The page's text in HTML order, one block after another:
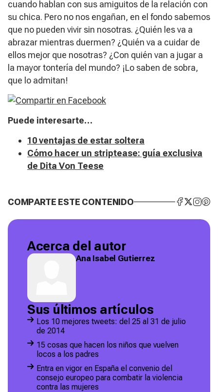
cuando hablan con sus amiguitos de la relación con
su chica. Pero no nos engañan, en el fondo sabemos
que no pueden vivir sin nosotras. ¿Quién les va a
abrazar mientras duermen? ¿Quién va a cuidar de
ellos mejor que nosotras? ¿Con quién van a jugar a
la mayor tontería del mundo? ¡Lo saben de sobra,
que lo admitan!
Puede interesarte…
10 ventajas de estar soltera
Cómo hacer un striptease: guía exclusiva
de Dita Von Teese
COMPARTE ESTE CONTENIDO
Acerca del autor
Ana Isabel Gutierrez
Sus últimos artículos
Los 10 mejores tweets: del 25 al 31 de julio
de 2014
15 cosas que hacen los niños que vuelven
locos a los padres
Entra en vigor en España el convenio del
consejo europeo para combatir la violencia
contra las mujeres